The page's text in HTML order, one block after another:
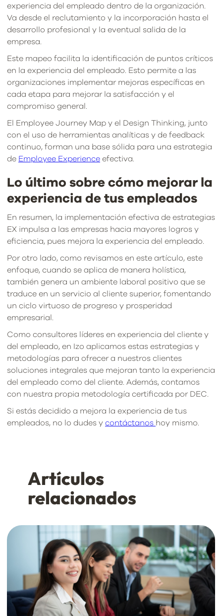
experiencia del empleado dentro de la organización.
Va desde el reclutamiento y la incorporación hasta el
desarrollo profesional y la eventual salida de la
empresa.
Este mapeo facilita la identificación de puntos críticos
en la experiencia del empleado. Esto permite a las
organizaciones implementar mejoras específicas en
cada etapa para mejorar la satisfacción y el
compromiso general.
El Employee Journey Map y el Design Thinking, junto
con el uso de herramientas analíticas y de feedback
continuo, forman una base sólida para una estrategia
de Employee Experience efectiva.
Lo último sobre cómo mejorar la
experiencia de tus empleados
En resumen, la implementación efectiva de estrategias
EX impulsa a las empresas hacia mayores logros y
eficiencia, pues mejora la experiencia del empleado.
Por otro lado, como revisamos en este artículo, este
enfoque, cuando se aplica de manera holística,
también genera un ambiente laboral positivo que se
traduce en un servicio al cliente superior, fomentando
un ciclo virtuoso de progreso y prosperidad
empresarial.
Como consultores líderes en experiencia del cliente y
del empleado, en Izo aplicamos estas estrategias y
metodologías para ofrecer a nuestros clientes
soluciones integrales que mejoran tanto la experiencia
del empleado como del cliente. Además, contamos
con nuestra propia metodología certificada por DEC.
Si estás decidido a mejora la experiencia de tus
empleados, no lo dudes y contáctanos hoy mismo.
Artículos
relacionados